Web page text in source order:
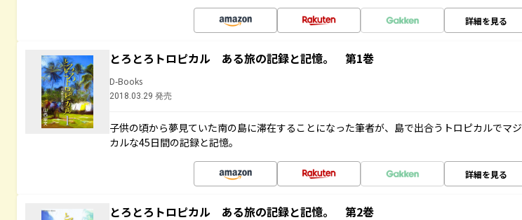
詳細を見る
とろとろトロピカル ある旅の記録と記憶。 第1巻
D-Books
2018.03.29 発売
子供の頃から夢見ていた南の島に滞在することになった筆者が、島で出合うトロピカルでマジ
カルな45日間の記録と記憶。
詳細を見る
とろとろトロピカル ある旅の記録と記憶。 第2巻